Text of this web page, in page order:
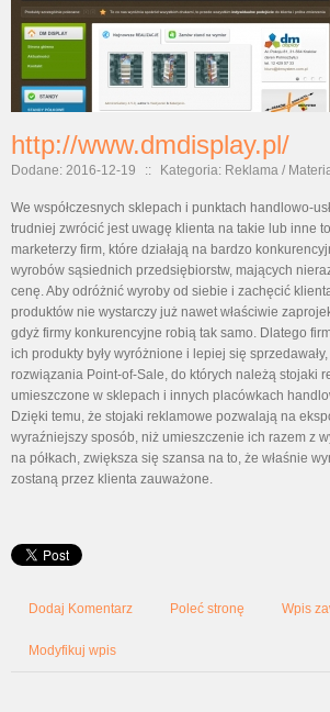
http://www.dmdisplay.pl/
Dodane: 2016-12-19 :: Kategoria: Reklama /
We współczesnych sklepach i punktach handlowo-
trudniej zwrócić jest uwagę klienta na takie lub inne
marketerzy firm, które działają na bardzo
wyrobów sąsiednich przedsiębiorstw, mających
cenę. Aby odróżnić wyroby od siebie i zachęcić
produktów nie wystarczy już nawet właściwie
gdyż firmy konkurencyjne robią tak samo. Dlatego
ich produkty były wyróżnione i lepiej się
rozwiązania Point-of-Sale, do których należą stojaki
umieszczone w sklepach i innych placówkach
Dzięki temu, że stojaki reklamowe pozwalają na
wyraźniejszy sposób, niż umieszczenie ich razem z
na półkach, zwiększa się szansa na to, że właśnie
zostaną przez klienta zauważone.
Dodaj Komentarz Poleć stronę Wpis
Modyfikuj wpis